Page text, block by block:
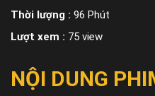
Thời lượng : 96 Phút
Lượt xem : 75 view
NỘI DUNG